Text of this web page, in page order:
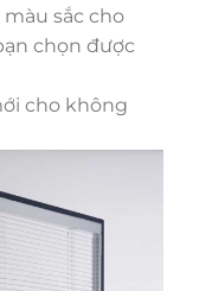
sắc cho
chọn được
cho không